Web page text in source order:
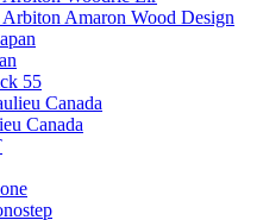
Amaron Wood Design
55
Canada